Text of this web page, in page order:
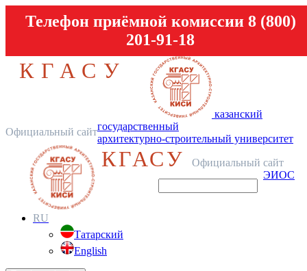
Телефон приёмной комиссии 8 (800)
201-91-18
КГАСУ
Официальный сайт
казанский
государственный
архитектурно-строительный университет
КГАСУ
Официальный сайт
ЭИОС
RU
Татарский
English